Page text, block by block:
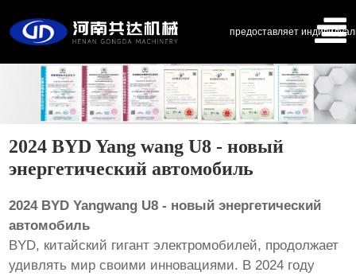
предоставляет
2024 BYD Yang wang U8 - новый
энергетический автомобиль
2024 BYD Yangwang U8 - новый энергетический
автомобиль
BYD, китайский гигант электромобилей, продолжает
удивлять мир своими инновациями. В 2024 году